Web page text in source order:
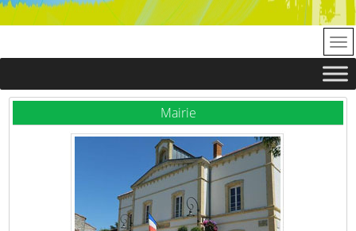
Mairie